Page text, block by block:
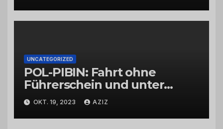
UNCATEGORIZED
POL-PIBIN: Fahrt ohne
Führerschein und unter
Einfluss von Drogen
OKT. 19, 2023 AZIZ